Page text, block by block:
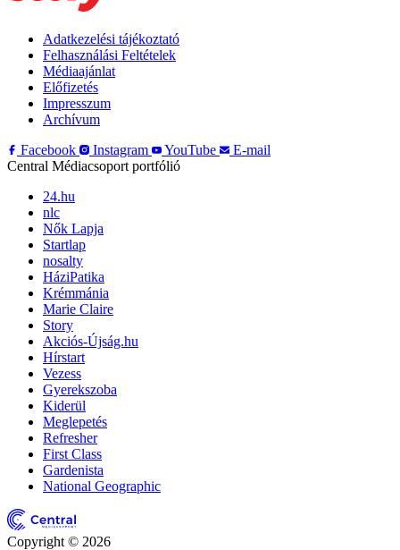
Adatkezelési tájékoztató
Felhasználási Feltételek
Médiaajánlat
Előfizetés
Impresszum
Archívum
Facebook
Instagram YouTube
E-mail
Central Médiacsoport portfólió
24.hu
nlc
Nők Lapja
Startlap
nosalty
HáziPatika
Krémmánia
Marie Claire
Story
Akciós-Újság.hu
Hírstart
Vezess
Gyerekszoba
Kiderül
Meglepetés
Refresher
First Class
Gardenista
National Geographic
Copyright © 2026